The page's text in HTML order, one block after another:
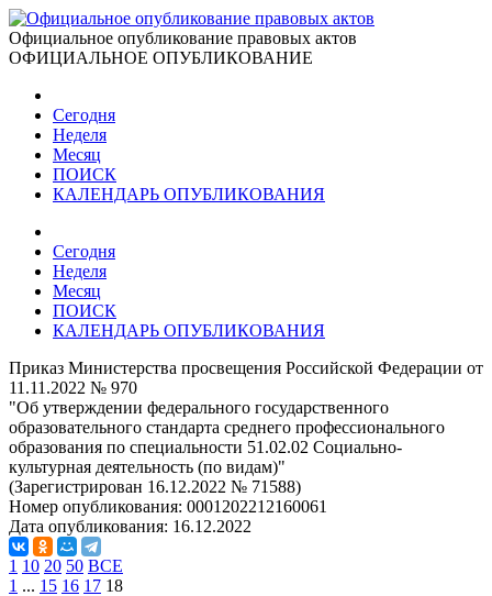
Официальное опубликование правовых актов
ОФИЦИАЛЬНОЕ ОПУБЛИКОВАНИЕ
Сегодня
Неделя
Месяц
ПОИСК
КАЛЕНДАРЬ ОПУБЛИКОВАНИЯ
Сегодня
Неделя
Месяц
ПОИСК
КАЛЕНДАРЬ ОПУБЛИКОВАНИЯ
Приказ Министерства просвещения Российской Федерации от
11.11.2022 № 970
"Об утверждении федерального государственного
образовательного стандарта среднего профессионального
образования по специальности 51.02.02 Социально-
культурная деятельность (по видам)"
(Зарегистрирован 16.12.2022 № 71588)
Номер опубликования: 0001202212160061
Дата опубликования: 16.12.2022
1 10 20 50 ВСЕ
1 ... 15 16 17 18